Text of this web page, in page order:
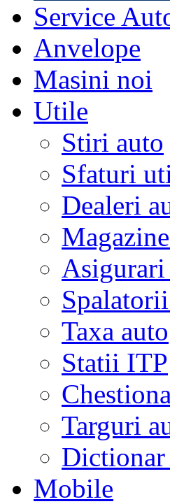
Service
Anvelope
Masini noi
Utile
Stiri auto
Sfaturi
Dealeri
Taxa auto
Statii ITP
Targuri
Dictionar
Mobile